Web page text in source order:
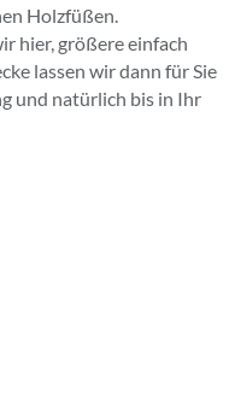
Holzfüßen.
hier, größere einfach
lassen wir dann für Sie
und natürlich bis in Ihr